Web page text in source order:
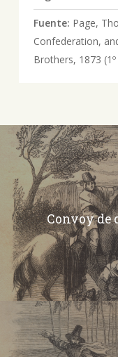
Fuente: Page,
Confederation,
Brothers, 1873
Convoy de